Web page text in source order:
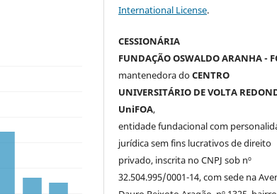
International License.
CESSIONÁRIA
FUNDAÇÃO OSWALDO ARANHA -
mantenedora doCENTRO
UNIVERSITÁRIO DE VOLTA
UniFOA,
entidade fundacional com
jurídica sem fins lucrativos de direito
privado, inscrita no CNPJ sob nº
32.504.995/0001-14, com sede na